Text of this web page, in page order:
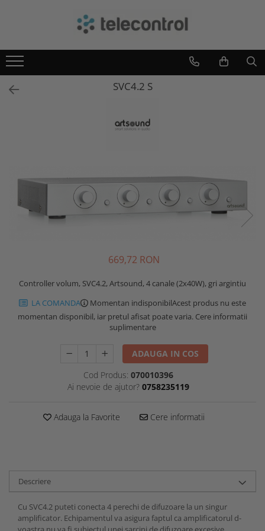
Teleco Automation
Teletask
Artsound
SVC4.2 S
669,72 RON
Controller volum, SVC4.2, Artsound, 4 canale (2x40W), gri argintiu
LA COMANDA
Momentan indisponibilAcest produs nu este
momentan disponibil, iar pretul afisat poate varia. Cere informatii
suplimentare
ADAUGA IN COS
Cod Produs: 070010396
Ai nevoie de ajutor? 0758235119
Adauga la Favorite Cere informatii
Descriere
Cu SVC4.2 puteti conecta 4 perechi de difuzoare la un singur
amplificator. Echipamentul va asigura faptul ca amplificatorul d-